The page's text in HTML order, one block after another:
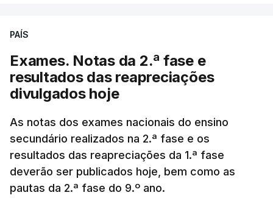
PAÍS
Exames. Notas da 2.ª fase e
resultados das reapreciações
divulgados hoje
As notas dos exames nacionais do ensino
secundário realizados na 2.ª fase e os
resultados das reapreciações da 1.ª fase
deverão ser publicados hoje, bem como as
pautas da 2.ª fase do 9.º ano.